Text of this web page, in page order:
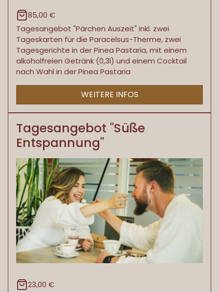
85,00 €
Tagesangebot "Pärchen Auszeit" inkl. zwei
Tageskarten für die Paracelsus-Therme, zwei
Tagesgerichte in der Pinea Pastaria, mit einem
alkoholfreien Getränk (0,3l) und einem Cocktail
nach Wahl in der Pinea Pastaria
WEITERE INFOS
Tagesangebot "Süße
Entspannung"
23,00 €